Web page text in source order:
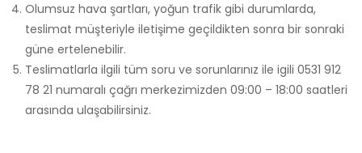
Olumsuz hava şartları, yoğun trafik gibi durumlarda,
teslimat müşteriyle iletişime geçildikten sonra bir sonraki
güne ertelenebilir.
Teslimatlarla ilgili tüm soru ve sorunlarınız ile igili 0531 912
78 21 numaralı çağrı merkezimizden 09:00 – 18:00 saatleri
arasında ulaşabilirsiniz.